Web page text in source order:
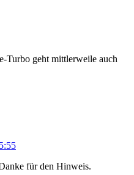
Turbo geht mittlerweile auch
für den Hinweis.